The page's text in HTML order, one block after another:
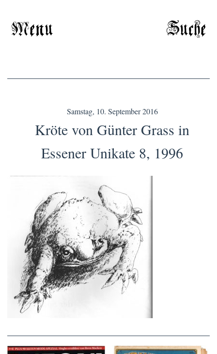
Menu Suche
Samstag, 10. September 2016
Kröte von Günter Grass in
Essener Unikate 8, 1996